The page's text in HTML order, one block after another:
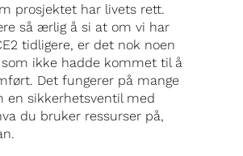
prosjektet har livets rett.
så ærlig å si at om vi har
tidligere, er det nok noen
ikke hadde kommet til å
Det fungerer på mange
en sikkerhetsventil med
du bruker ressurser på,